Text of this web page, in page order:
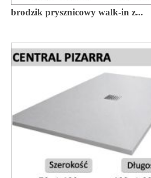
brodzik prysznicowy walk-in z...